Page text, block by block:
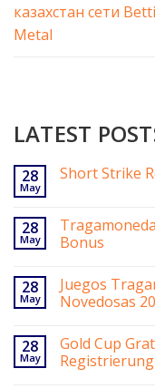
казахстан сети
Metal
LATEST
28
May
Short Strike
28
May
Bonus
28
May
Juegos
Novedosas
28
May
Gold Cup
Registrierung